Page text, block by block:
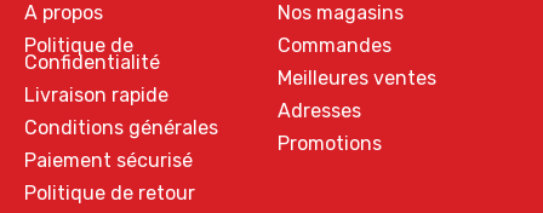
A propos
Politique de
Confidentialité
Livraison rapide
Conditions générales
Paiement sécurisé
Politique de retour
Nos magasins
Commandes
Meilleures ventes
Adresses
Promotions